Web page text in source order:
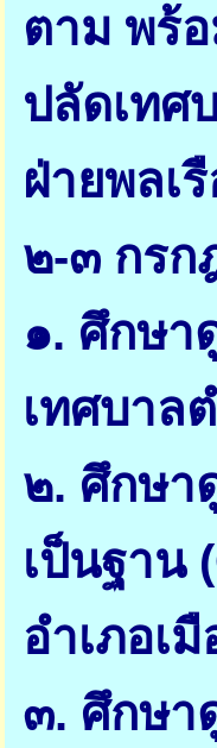
ตาม พร้
ปลัดเทศ
ฝ่ายพลเ
๒-๓ กรก
๑. ศึกษา
เทศบาล
๒. ศึกษา
เป็นฐาน
อำเภอเ
๓. ศึกษา